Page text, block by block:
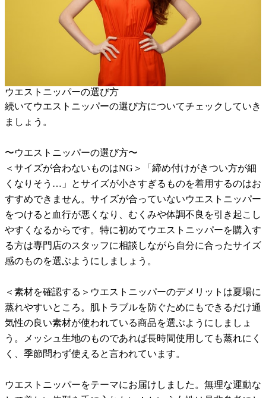
ウエストニッパーの選び方
続いてウエストニッパーの選び方についてチェックしていき
ましょう。
〜ウエストニッパーの選び方〜
＜サイズが合わないものはNG＞「締め付けがきつい方が細
くなりそう…」とサイズが小さすぎるものを着用するのはお
すすめできません。サイズが合っていないウエストニッパー
をつけると血行が悪くなり、むくみや体調不良を引き起こし
やすくなるからです。特に初めてウエストニッパーを購入す
る方は専門店のスタッフに相談しながら自分に合ったサイズ
感のものを選ぶようにしましょう。
＜素材を確認する＞ウエストニッパーのデメリットは夏場に
蒸れやすいところ。肌トラブルを防ぐためにもできるだけ通
気性の良い素材が使われている商品を選ぶようにしましょ
う。メッシュ生地のものであれば長時間使用しても蒸れにく
く、季節問わず使えると言われています。
ウエストニッパーをテーマにお届けしました。無理な運動な